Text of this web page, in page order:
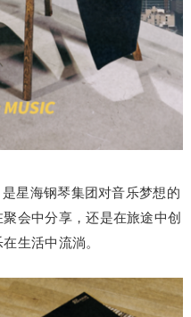
星海钢琴集团对音乐梦想的
聚会中分享，还是在旅途中创
生活中流淌。